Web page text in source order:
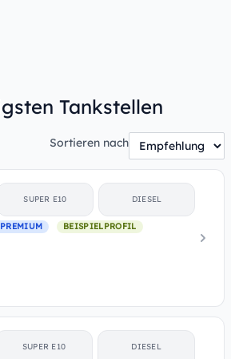
Tankstellen
Sortieren nach
SUPER E10 DIESEL
PREMIUM BEISPIELPROFIL
SUPER E10 DIESEL